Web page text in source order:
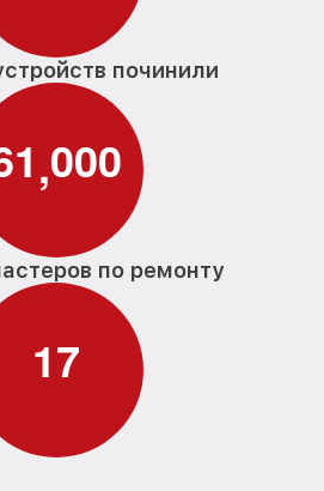
починили
1,000
по ремонту
17